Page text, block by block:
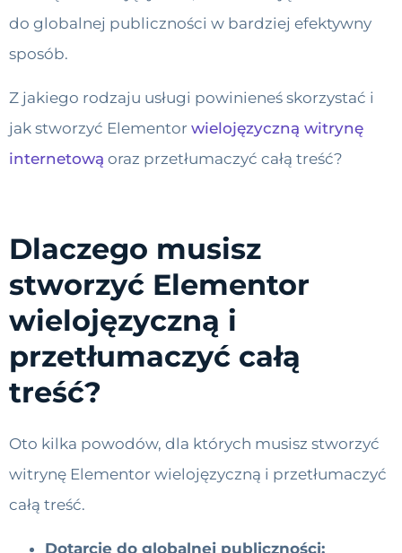
do globalnej publiczności w bardziej efektywny
sposób.
Z jakiego rodzaju usługi powinieneś skorzystać i
jak stworzyć Elementor wielojęzyczną witrynę
internetową oraz przetłumaczyć całą treść?
Dlaczego musisz
stworzyć Elementor
wielojęzyczną i
przetłumaczyć całą
treść?
Oto kilka powodów, dla których musisz stworzyć
witrynę Elementor wielojęzyczną i przetłumaczyć
całą treść.
Dotarcie do globalnej publiczności: